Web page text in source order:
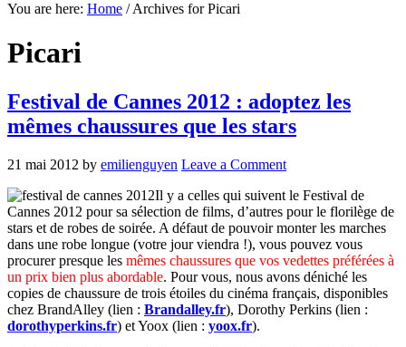
You are here: Home /Archives for Picari
Picari
Festival de Cannes 2012 : adoptez les
mêmes chaussures que les stars
21 mai 2012 by emilienguyen Leave a Comment
Il y a celles qui suivent le Festival de
Cannes 2012 pour sa sélection de films, d’autres pour le florilège de
stars et de robes de soirée. A défaut de pouvoir monter les marches
dans une robe longue (votre jour viendra !), vous pouvez vous
procurer presque les mêmes chaussures que vos vedettes préférées à
un prix bien plus abordable. Pour vous, nous avons déniché les
copies de chaussure de trois étoiles du cinéma français, disponibles
chez BrandAlley (lien : Brandalley.fr), Dorothy Perkins (lien :
dorothyperkins.fr) et Yoox (lien : yoox.fr).